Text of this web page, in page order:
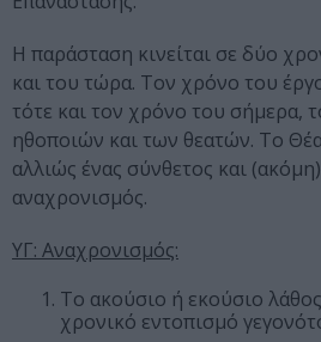
Η παράσταση κινείται σε δύο
και του τώρα. Τον χρόνο του
τότε και τον χρόνο του σήμερα,
ηθοποιών και των θεατών. Το
αλλιώς ένας σύνθετος και
αναχρονισμός.
ΥΓ: Αναχρονισμός:
Το ακούσιο ή εκούσιο
χρονικό εντοπισμό